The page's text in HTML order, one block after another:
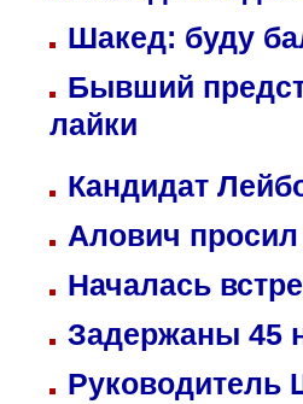
Шакед: буду
Бывший
лайки
Кандидат
Алович просил
Началась
Задержаны 45
Руководитель